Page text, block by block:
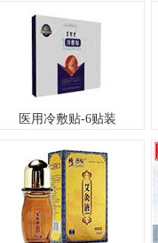
医用冷敷贴-6贴装